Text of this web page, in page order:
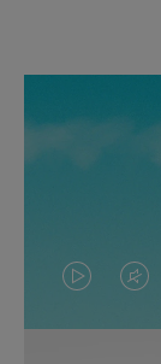
EL
EL